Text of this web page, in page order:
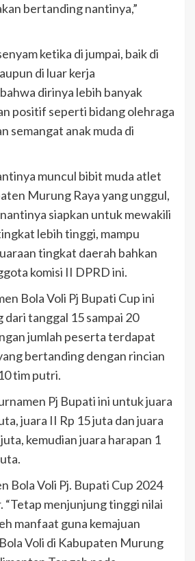
bertanding nantinya,”
ketika di jumpai, baik di
di luar kerja
dirinya lebih banyak
positif seperti bidang olehraga
semangat anak muda di
muncul bibit muda atlet
Murung Raya yang unggul,
siapkan untuk mewakili
lebih tinggi, mampu
tingkat daerah bahkan
komisi II DPRD ini.
Bola Voli Pj Bupati Cup ini
dari tanggal 15 sampai 20
jumlah peserta terdapat
bertanding dengan rincian
tim putri.
Pj Bupati ini untuk juara
juara II Rp 15 juta dan juara
kemudian juara harapan 1
Bola Voli Pj. Bupati Cup 2024
“Tetap menjunjung tinggi nilai
manfaat guna kemajuan
Voli di Kabupaten Murung